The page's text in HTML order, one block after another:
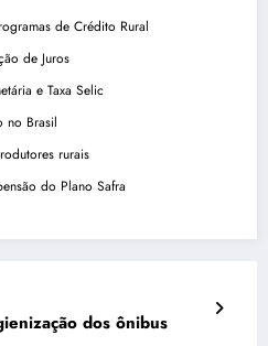
de Crédito Rural
de Juros
e Taxa Selic
no Brasil
rurais
do Plano Safra
dos ônibus